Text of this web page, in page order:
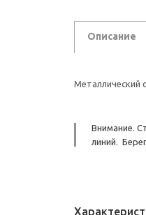
Описание
Металлический
Внимание.
линий.